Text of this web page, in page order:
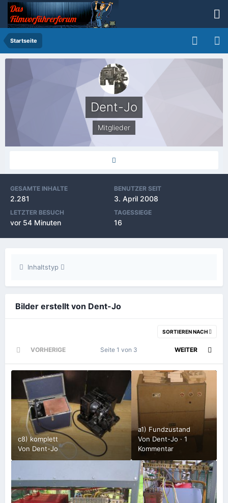
Startseite
Dent-Jo
Mitglieder
GESAMTE INHALTE
2.281
BENUTZER SEIT
3. April 2008
LETZTER BESUCH
vor 54 Minuten
TAGESSIEGE
16
Inhaltstyp
Bilder erstellt von Dent-Jo
SORTIEREN NACH
VORHERIGE WEITER
Seite 1 von 3
c8) komplett
Von Dent-Jo
a1) Fundzustand
VonDent-Jo ·1
Kommentar